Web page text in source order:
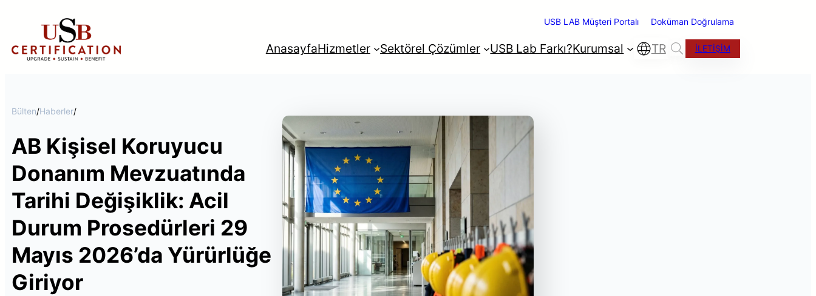
USB LAB Müşteri Portalı Doküman Doğrulama
AnasayfaHizmetler Sektörel Çözümler USB Lab Farkı?Kurumsal TR
Türkçe English Français Italiano
İLETİŞİM
Bülten/Haberler/
AB Kişisel Koruyucu
Donanım Mevzuatında
Tarihi Değişiklik: Acil
Durum Prosedürleri 29
Mayıs 2026’da Yürürlüğe
Giriyor